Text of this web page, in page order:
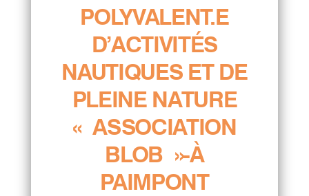
POLYVALENT.E
D’ACTIVITÉS
NAUTIQUES ET DE
PLEINE NATURE
« ASSOCIATION
BLOB »-À
PAIMPONT